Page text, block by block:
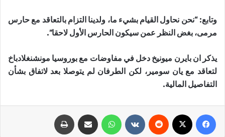
وتابع: “نحن نحاول القيام بشيء ما، ولدينا التزام بالتعاقد مع حارس
مرمى، بغض النظر عمن سيكون الحارس الأول لاحقا”.
يذكر ان بايرن ميونيخ دخل في مفاوضات مع بوروسيا ​مونشنغلادباخ​
لتعاقد مع يان ​سومير​، لكن الطرفان لم يتوصلا بعد لاتفاق بشأن
التفاصيل المالية.
واتساب